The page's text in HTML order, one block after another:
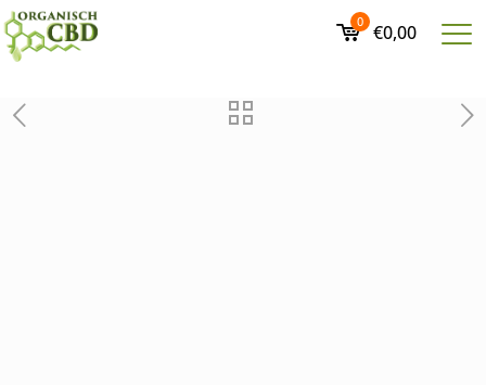
0 €0,00